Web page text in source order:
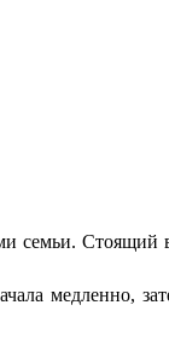
семьи. Стоящий
медленно,